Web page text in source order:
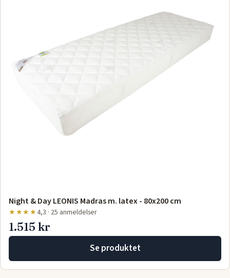
Night & Day LEONIS Madras m. latex - 80x200 cm
★★★★4,3 · 25 anmeldelser
1.515 kr
Se produktet